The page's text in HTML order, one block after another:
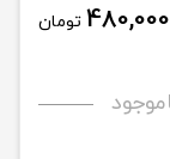
480,000 تومان